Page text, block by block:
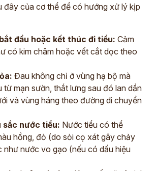
đây của cơ thể để có hướng xử lý kịp
đầu hoặc kết thúc đi tiểu: Cảm
có kim châm hoặc vết cắt dọc theo
Đau không chỉ ở vùng hạ bộ mà
từ mạn sườn, thắt lưng sau đó lan dần
và vùng háng theo đường di chuyển
sắc nước tiểu: Nước tiểu có thể
hồng, đỏ (do sỏi cọ xát gây chảy
như nước vo gạo (nếu có dấu hiệu